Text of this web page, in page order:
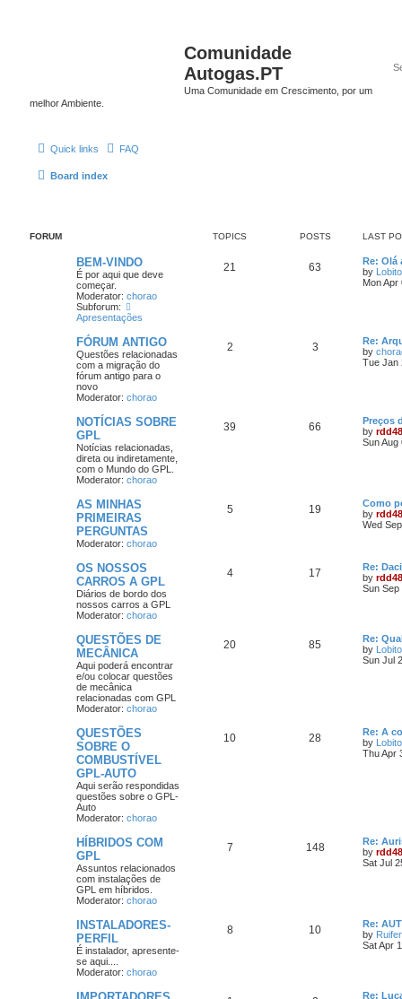
Comunidade
Autogas.PT
Uma Comunidade em Crescimento, por um
melhor Ambiente.
Quick links FAQ
Board index
FORUM TOPICS POSTS LAST
BEM-VINDO
É por aqui que deve
começar.
Moderator: chorao
Subforum:
Apresentações
21 63
Re: Olá
by Lobito
Mon Apr
FÓRUM ANTIGO
Questões relacionadas
com a migração do
fórum antigo para o
novo
Moderator: chorao
2 3
Re:
by
Tue Jan
NOTÍCIAS SOBRE
GPL
Notícias relacionadas,
direta ou indiretamente,
com o Mundo do GPL.
Moderator: chorao
39 66
Preços
by
Sun Aug
AS MINHAS
PRIMEIRAS
PERGUNTAS
Moderator: chorao
5 19
Como
by
Wed
OS NOSSOS
CARROS A GPL
Diários de bordo dos
nossos carros a GPL
Moderator: chorao
4 17
Re:
by
Sun Sep
QUESTÕES DE
MECÂNICA
Aqui poderá encontrar
e/ou colocar questões
de mecânica
relacionadas com GPL
Moderator: chorao
20 85
Re:
by Lobito
Sun Jul
QUESTÕES
SOBRE O
COMBUSTÍVEL
GPL-AUTO
Aqui serão respondidas
questões sobre o GPL-
Auto
Moderator: chorao
10 28
Re: A
by Lobito
Thu Apr
HÍBRIDOS COM
GPL
Assuntos relacionados
com instalações de
GPL em híbridos.
Moderator: chorao
7 148
Re:
by
Sat Jul
INSTALADORES-
PERFIL
É instalador, apresente-
se aqui....
Moderator: chorao
8 10
Re:
by
Sat Apr
Re: